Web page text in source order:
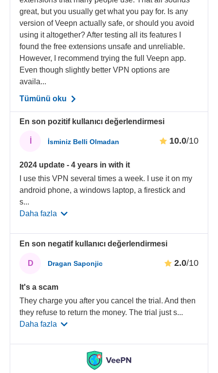
great, but you usually get what you pay for. Is any
version of Veepn actually safe, or should you avoid
using it altogether? After testing all its features I
found the free extensions unsafe and unreliable.
However, I recommend trying the full Veepn app.
Even though slightly better VPN options are
availa...
Tümünü oku
En son pozitif kullanıcı değerlendirmesi
İsminiz Belli Olmadan 10.0/10
2024 update - 4 years in with it
I use this VPN several times a week. I use it on my
android phone, a windows laptop, a firestick and
s...
Daha fazla
En son negatif kullanıcı değerlendirmesi
D Dragan Saponjic 2.0/10
It's a scam
They charge you after you cancel the trial. And then
they refuse to return the money. The trial just s...
Daha fazla